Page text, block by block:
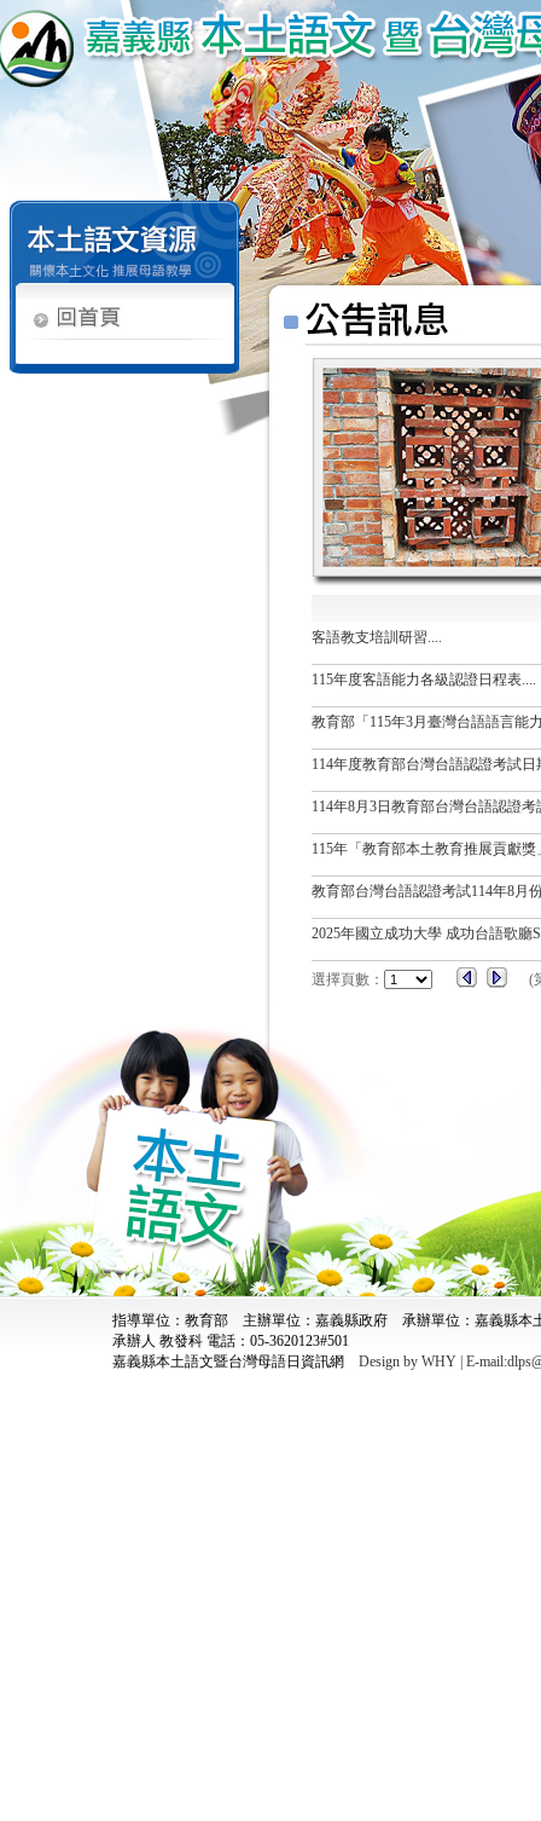
客語教支培訓研習....
115年度客語能力各級認證日程表....
教育部「115年3月臺灣台語語言能
114年度教育部台灣台語認證考試日
114年8月3日教育部台灣台語認證
115年「教育部本土教育推展貢獻
教育部台灣台語認證考試114年8月
2025年國立成功大學 成功台語歌廳
選擇頁數： (
指導單位：教育部 主辦單位：嘉義縣政府 承辦單位：嘉義縣
承辦人 教發科 電話：05-3620123#501
嘉義縣本土語文暨台灣母語日資訊網 Design by WHY | E-